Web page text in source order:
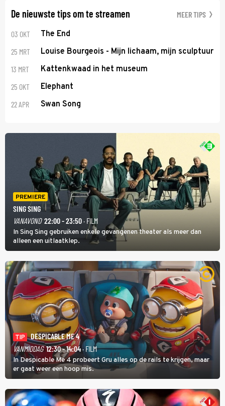
De nieuwste tips om te streamen MEER TIPS
03 OKT The End
25 MRT Louise Bourgeois - Mijn lichaam, mijn sculptuur
13 MRT Kattenkwaad in het museum
25 OKT Elephant
22 APR Swan Song
PREMIERE
SING SING
VANAVOND 22:00 - 23:50· FILM
In Sing Sing gebruiken enkele gevangenen theater als meer dan
alleen een uitlaatklep.
TIP
DESPICABLE ME 4
VANMIDDAG 12:30 - 14:04· FILM
In Despicable Me 4 probeert Gru alles op de rails te krijgen, maar
er gaat weer een hoop mis.